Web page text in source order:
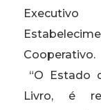
Cooperativo.
“O Estado
Livro, é